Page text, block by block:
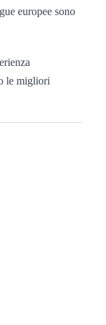
europee sono
le migliori